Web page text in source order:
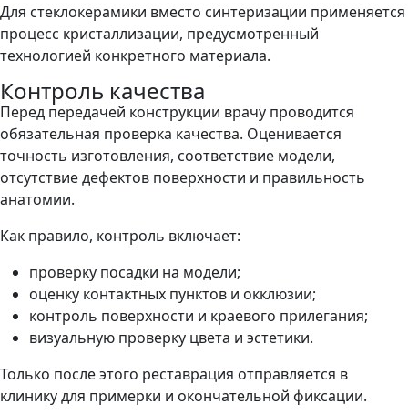
Для стеклокерамики вместо синтеризации применяется
процесс кристаллизации, предусмотренный
технологией конкретного материала.
Контроль качества
Перед передачей конструкции врачу проводится
обязательная проверка качества. Оценивается
точность изготовления, соответствие модели,
отсутствие дефектов поверхности и правильность
анатомии.
Как правило, контроль включает:
проверку посадки на модели;
оценку контактных пунктов и окклюзии;
контроль поверхности и краевого прилегания;
визуальную проверку цвета и эстетики.
Только после этого реставрация отправляется в
клинику для примерки и окончательной фиксации.